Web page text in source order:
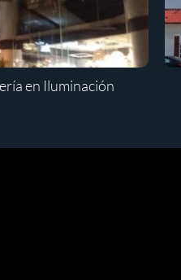
en Iluminación